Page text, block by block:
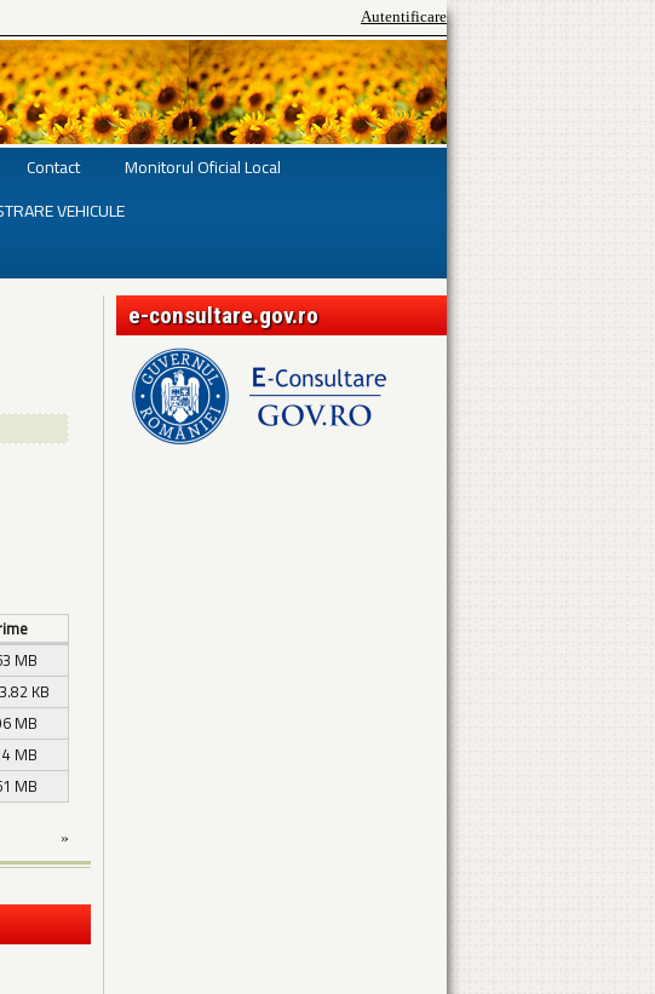
Autentificare
Contact
Monitorul Oficial Local
VEHICULE
MB
KB
MB
MB
MB
»
e-consultare.gov.ro